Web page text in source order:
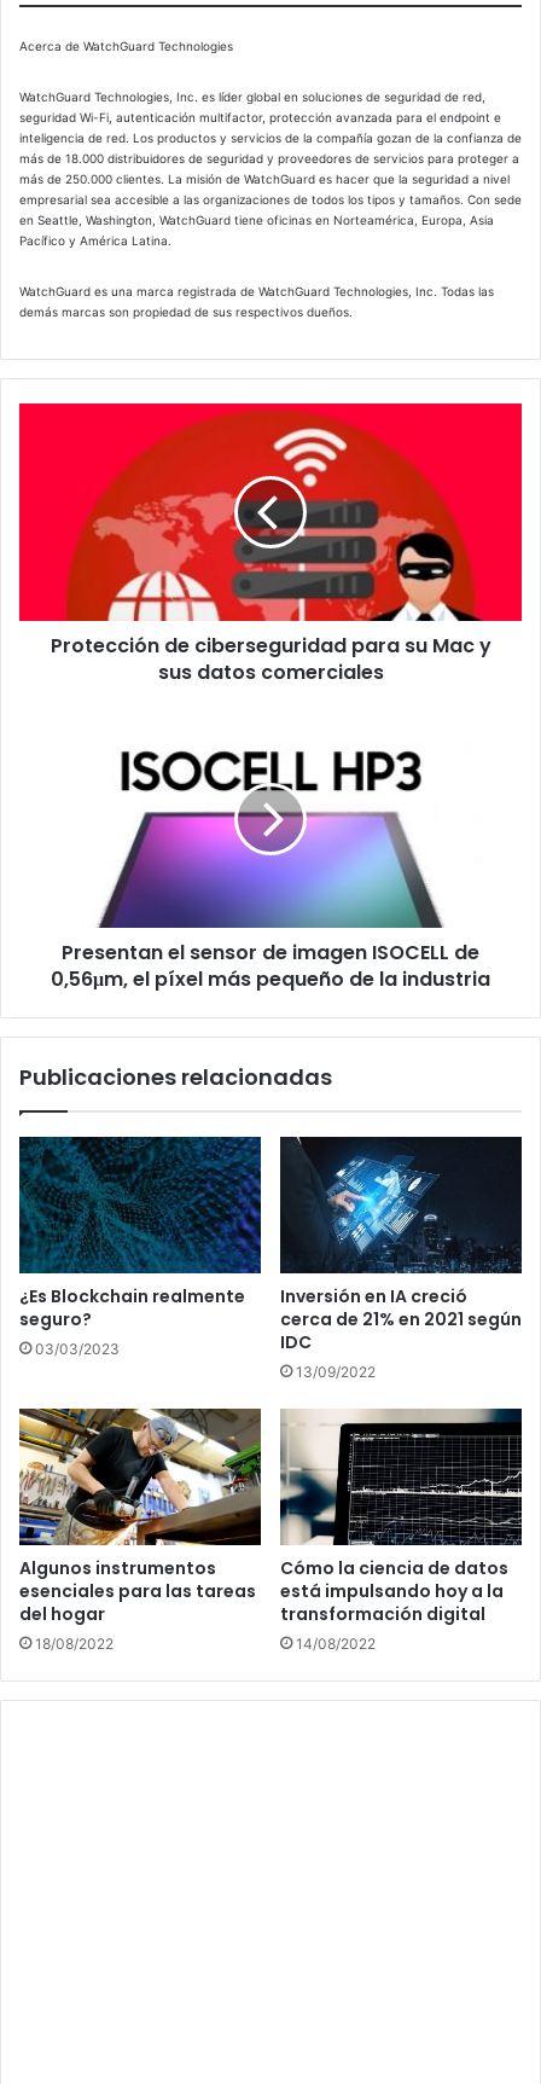
Acerca de WatchGuard Technologies
WatchGuard Technologies, Inc. es líder global en soluciones de seguridad de red,
seguridad Wi-Fi, autenticación multifactor, protección avanzada para el endpoint e
inteligencia de red. Los productos y servicios de la compañía gozan de la confianza de
más de 18.000 distribuidores de seguridad y proveedores de servicios para proteger a
más de 250.000 clientes. La misión de WatchGuard es hacer que la seguridad a nivel
empresarial sea accesible a las organizaciones de todos los tipos y tamaños. Con sede
en Seattle, Washington, WatchGuard tiene oficinas en Norteamérica, Europa, Asia
Pacífico y América Latina.
WatchGuard es una marca registrada de WatchGuard Technologies, Inc. Todas las
demás marcas son propiedad de sus respectivos dueños.
ciberseguridad
datos
comerciales
Protección de ciberseguridad para su Mac y
sus datos comerciales
industria
Presentan el sensor de imagen ISOCELL de
0,56μm, el píxel más pequeño de la industria
Publicaciones relacionadas
¿Es Blockchain realmente
seguro?
03/03/2023
Inversión en IA creció
cerca de 21% en 2021 según
IDC
13/09/2022
Algunos instrumentos
esenciales para las tareas
del hogar
18/08/2022
Cómo la ciencia de datos
está impulsando hoy a la
transformación digital
14/08/2022